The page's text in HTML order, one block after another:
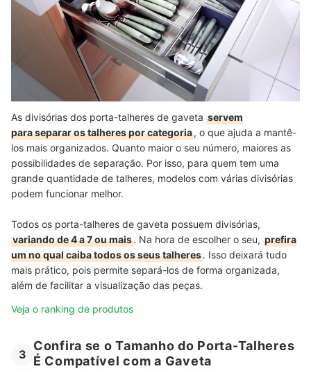
As divisórias dos porta-talheres de gaveta servem
para separar os talheres por categoria, o que ajuda a mantê-
los mais organizados. Quanto maior o seu número, maiores as
possibilidades de separação. Por isso, para quem tem uma
grande quantidade de talheres, modelos com várias divisórias
podem funcionar melhor.
Todos os porta-talheres de gaveta possuem divisórias,
variando de 4 a 7 ou mais. Na hora de escolher o seu, prefira
um no qual caiba todos os seus talheres. Isso deixará tudo
mais prático, pois permite separá-los de forma organizada,
além de facilitar a visualização das peças.
Veja o ranking de produtos
3
Confira se o Tamanho do Porta-Talheres
É Compatível com a Gaveta